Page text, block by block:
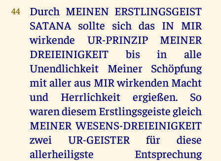
44
Durch MEINEN ERSTLINGSGEIST
SATANA sollte sich das IN MIR
wirkende UR-PRINZIP MEINER
DREIEINIGKEIT bis in alle
Unendlichkeit Meiner Schöpfung
mit aller aus MIR wirkenden Macht
und Herrlichkeit ergießen. So
waren diesem Erstlingsgeiste gleich
MEINER WESENS-DREIEINIGKEIT
zwei UR-GEISTER für diese
allerheiligste Entsprechung